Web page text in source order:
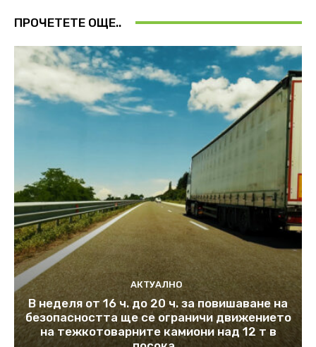
ПРОЧЕТЕТЕ ОЩЕ..
АКТУАЛНО
В неделя от 16 ч. до 20 ч. за повишаване на
безопасността ще се ограничи движението
на тежкотоварните камиони над 12 т в